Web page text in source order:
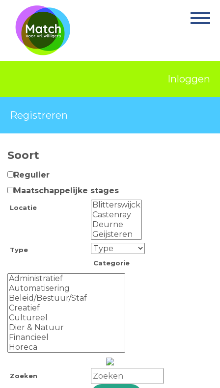
Home
Activiteiten
Projecten
Over Match
Ervaringsplek
Contact
Inloggen
Registreren
Soort
Regulier
Maatschappelijke stages
Locatie
Type
Categorie
Zoeken